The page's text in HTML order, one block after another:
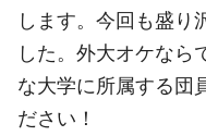
します。今回も盛り
した。外大オケなら
な大学に所属する団
ださい！